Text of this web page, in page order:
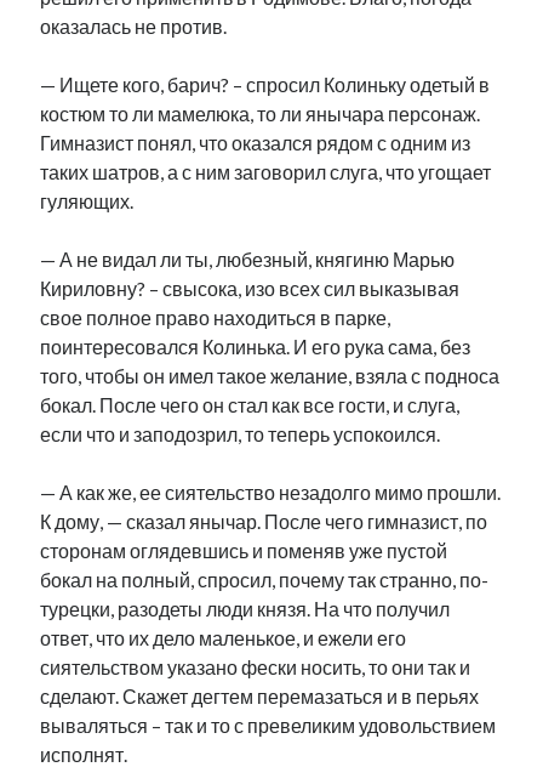
оказалась не против.
— Ищете кого, барич? – спросил Колиньку одетый в
костюм то ли мамелюка, то ли янычара персонаж.
Гимназист понял, что оказался рядом с одним из
таких шатров, а с ним заговорил слуга, что угощает
гуляющих.
— А не видал ли ты, любезный, княгиню Марью
Кириловну? – свысока, изо всех сил выказывая
свое полное право находиться в парке,
поинтересовался Колинька. И его рука сама, без
того, чтобы он имел такое желание, взяла с подноса
бокал. После чего он стал как все гости, и слуга,
если что и заподозрил, то теперь успокоился.
— А как же, ее сиятельство незадолго мимо прошли.
К дому, — сказал янычар. После чего гимназист, по
сторонам оглядевшись и поменяв уже пустой
бокал на полный, спросил, почему так странно, по-
турецки, разодеты люди князя. На что получил
ответ, что их дело маленькое, и ежели его
сиятельством указано фески носить, то они так и
сделают. Скажет дегтем перемазаться и в перьях
вываляться – так и то с превеликим удовольствием
исполнят.